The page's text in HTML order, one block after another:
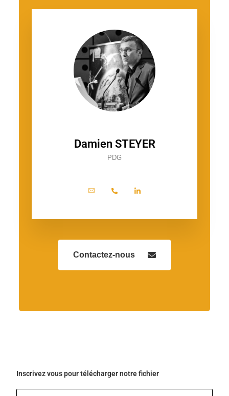
Damien STEYER
PDG
Contactez-nous
Inscrivez vous pour télécharger notre fichier